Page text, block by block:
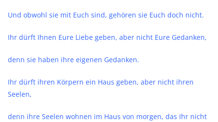
Und obwohl sie mit Euch sind, gehören sie Euch doch nicht.
Ihr dürft Ihnen Eure Liebe geben, aber nicht Eure Gedanken,
denn sie haben ihre eigenen Gedanken.
Ihr dürft ihren Körpern ein Haus geben, aber nicht ihren
Seelen,
denn ihre Seelen wohnen im Haus von morgen, das Ihr nicht